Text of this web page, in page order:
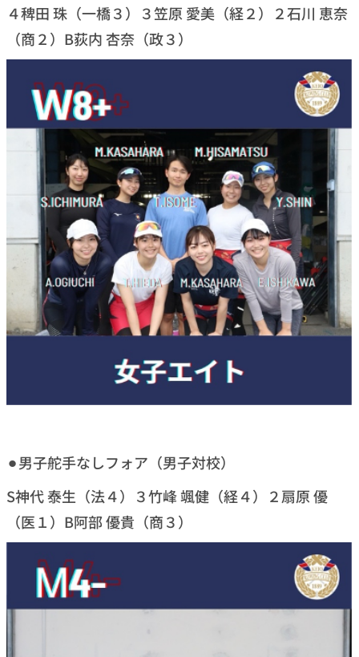
４稗田 珠（一橋３）３笠原 愛美（経２）２石川 恵奈
（商２）B荻内 杏奈（政３）
⚫︎男子舵手なしフォア（男子対校）
S神代 泰生（法４）３竹峰 颯健（経４）２扇原 優
（医１）B阿部 優貴（商３）